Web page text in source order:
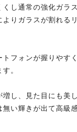
し通常の強化ガラ
よりガラスが割れる
フォンが握りやす
。
し、見た目にも美
い輝きが出て高級